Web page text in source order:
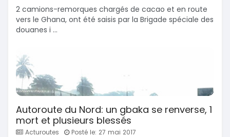
2 camions-remorques chargés de cacao et en route
vers le Ghana, ont été saisis par la Brigade spéciale des
douanes i ...
Autoroute du Nord: un gbaka se renverse, 1
mort et plusieurs blessés
Acturoutes Posté le: 27 mai 2017